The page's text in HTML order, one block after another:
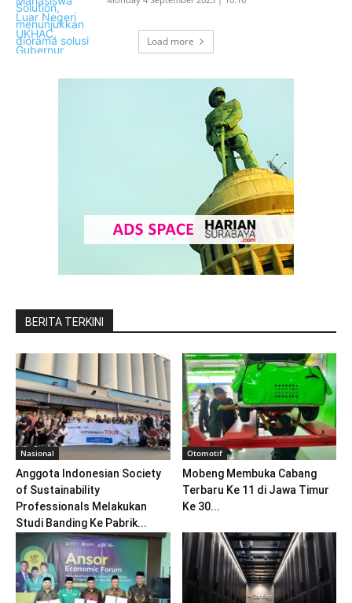
Load more
BERITA TERKINI
Nasional
Anggota Indonesian Society
of Sustainability
Professionals Melakukan
Studi Banding Ke Pabrik...
Otomotif
Mobeng Membuka Cabang
Terbaru Ke 11 di Jawa Timur
Ke 30...